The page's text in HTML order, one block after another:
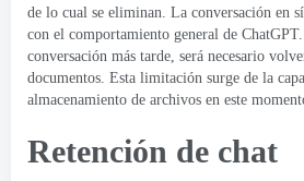
de lo cual se eliminan. La conversación en
con el comportamiento general de
conversación más tarde, será necesario
documentos. Esta limitación surge de la
almacenamiento de archivos en este
Retención de chat